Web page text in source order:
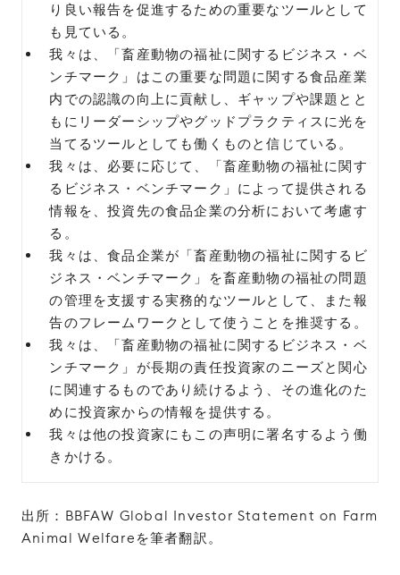
り良い報告を促進するための重要なツールとして
も見ている。
我々は、「畜産動物の福祉に関するビジネス・ベ
ンチマーク」はこの重要な問題に関する食品産業
内での認識の向上に貢献し、ギャップや課題とと
もにリーダーシップやグッドプラクティスに光を
当てるツールとしても働くものと信じている。
我々は、必要に応じて、「畜産動物の福祉に関す
るビジネス・ベンチマーク」によって提供される
情報を、投資先の食品企業の分析において考慮す
る。
我々は、食品企業が「畜産動物の福祉に関するビ
ジネス・ベンチマーク」を畜産動物の福祉の問題
の管理を支援する実務的なツールとして、また報
告のフレームワークとして使うことを推奨する。
我々は、「畜産動物の福祉に関するビジネス・ベ
ンチマーク」が長期の責任投資家のニーズと関心
に関連するものであり続けるよう、その進化のた
めに投資家からの情報を提供する。
我々は他の投資家にもこの声明に署名するよう働
きかける。
出所：BBFAW Global Investor Statement on Farm
Animal Welfareを筆者翻訳。